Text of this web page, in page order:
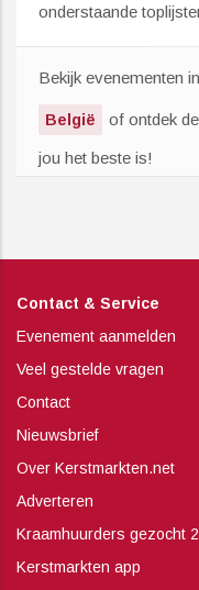
onderstaande
Bekijk evenementen in
België of ontdek de
jou het beste is!
Contact & Service
Evenement aanmelden
Veel gestelde vragen
Contact
Nieuwsbrief
Over Kerstmarkten.net
Adverteren
Kraamhuurders gezocht
Kerstmarkten app